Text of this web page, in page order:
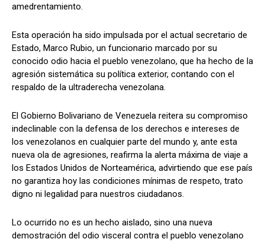
amedrentamiento.
Esta operación ha sido impulsada por el actual secretario de
Estado, Marco Rubio, un funcionario marcado por su
conocido odio hacia el pueblo venezolano, que ha hecho de la
agresión sistemática su política exterior, contando con el
respaldo de la ultraderecha venezolana.
El Gobierno Bolivariano de Venezuela reitera su compromiso
indeclinable con la defensa de los derechos e intereses de
los venezolanos en cualquier parte del mundo y, ante esta
nueva ola de agresiones, reafirma la alerta máxima de viaje a
los Estados Unidos de Norteamérica, advirtiendo que ese país
no garantiza hoy las condiciones mínimas de respeto, trato
digno ni legalidad para nuestros ciudadanos.
Lo ocurrido no es un hecho aislado, sino una nueva
demostración del odio visceral contra el pueblo venezolano